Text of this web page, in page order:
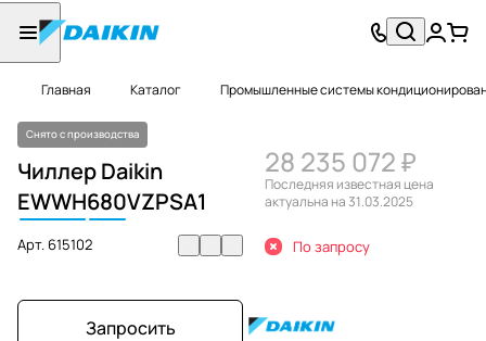
Главная Каталог Промышленные системы
Снято с производства
Чиллер Daikin
EWWH680VZPSA1
Арт.615102
Запросить
28 235 072 ₽
Последняя известная цена
актуальна на 31.03.2025
По запросу